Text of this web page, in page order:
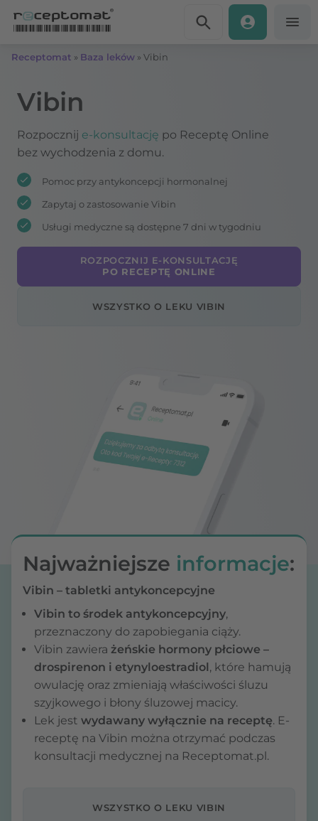
Receptomat » Baza leków » Vibin
Vibin
Rozpocznij e-konsultację po Receptę Online
bez wychodzenia z domu.
Pomoc przy antykoncepcji hormonalnej
Zapytaj o zastosowanie Vibin
Usługi medyczne są dostępne 7 dni w tygodniu
ROZPOCZNIJ E-KONSULTACJĘ
PO RECEPTĘ ONLINE
WSZYSTKO O LEKU VIBIN
Najważniejsze informacje:
Vibin – tabletki antykoncepcyjne
Vibin to środek antykoncepcyjny,
przeznaczony do zapobiegania ciąży.
Vibin zawiera żeńskie hormony płciowe –
drospirenon i etynyloestradiol , które hamują
owulację oraz zmieniają właściwości śluzu
szyjkowego i błony śluzowej macicy.
Lek jest wydawany wyłącznie na receptę. E-
receptę na Vibin można otrzymać podczas
konsultacji medycznej na Receptomat.pl.
WSZYSTKO O LEKU VIBIN